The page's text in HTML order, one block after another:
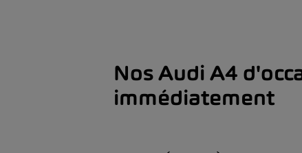
Nos Audi A4
immédiatement